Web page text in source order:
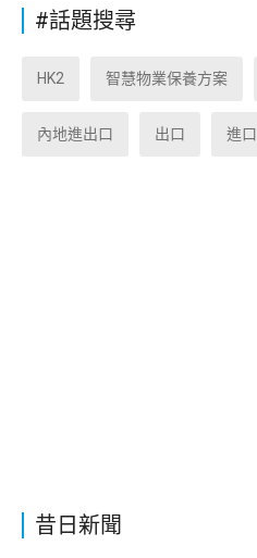
昔日新聞
#話題搜尋
HK2 智慧物業保養方案
內地進出口 出口 進口